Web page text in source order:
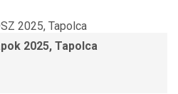
2025, Tapolca